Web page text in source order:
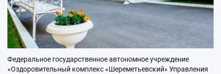
Федеральное государственное автономное учреждение
«Оздоровительный комплекс «Шереметьевский» Управления